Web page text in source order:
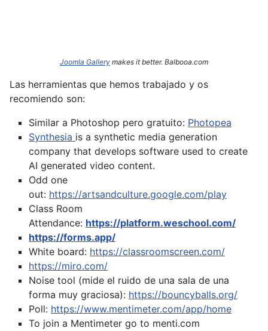
Joomla Gallery makes it better. Balbooa.com
Las herramientas que hemos trabajado y os
recomiendo son:
Similar a Photoshop pero gratuito: Photopea
Synthesia is a synthetic media generation
company that develops software used to create
AI generated video content.
Odd one
out: https://artsandculture.google.com/play
Class Room
Attendance: https://platform.weschool.com/
https://forms.app/
White board: https://classroomscreen.com/
https://miro.com/
Noise tool (mide el ruido de una sala de una
forma muy graciosa): https://bouncyballs.org/
Poll: https://www.mentimeter.com/app/home
To join a Mentimeter go to menti.com